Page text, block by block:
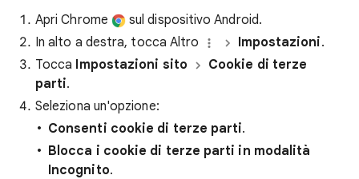
Apri Chrome
sul dispositivo Android.
In alto a destra, tocca Altro
Impostazioni.
Tocca Impostazioni sito
Cookie di terze
parti.
Seleziona un'opzione:
Consenti cookie di terze parti.
Blocca i cookie di terze parti in modalità
Incognito.